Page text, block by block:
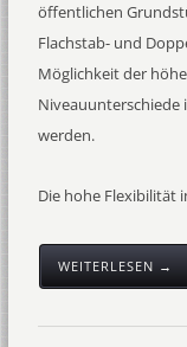
öffentlichen
Flachstab- und
Möglichkeit der
Niveauunterschiede
werden.
Die hohe Flexibilität
WEITERLESEN →